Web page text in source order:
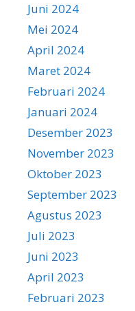
Juni 2024
Mei 2024
April 2024
Maret 2024
Februari 2024
Januari 2024
Desember 2023
November 2023
Oktober 2023
September 2023
Agustus 2023
Juli 2023
Juni 2023
April 2023
Februari 2023